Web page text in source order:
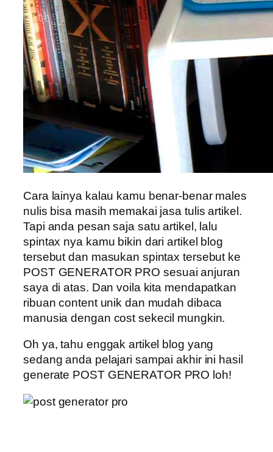
Cara lainya kalau kamu benar-benar males
nulis bisa masih memakai jasa tulis artikel.
Tapi anda pesan saja satu artikel, lalu
spintax nya kamu bikin dari artikel blog
tersebut dan masukan spintax tersebut ke
POST GENERATOR PRO sesuai anjuran
saya di atas. Dan voila kita mendapatkan
ribuan content unik dan mudah dibaca
manusia dengan cost sekecil mungkin.
Oh ya, tahu enggak artikel blog yang
sedang anda pelajari sampai akhir ini hasil
generate POST GENERATOR PRO loh!